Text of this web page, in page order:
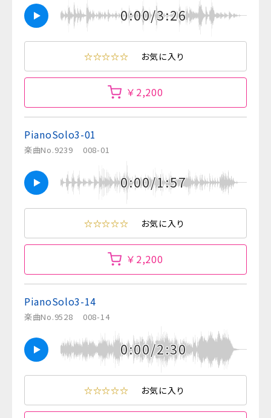
0:00/3:26
☆☆☆☆☆ お気に入り
￥2,200
PianoSolo3-01
楽曲No.9239 008-01
0:00/1:57
☆☆☆☆☆ お気に入り
￥2,200
PianoSolo3-14
楽曲No.9528 008-14
0:00/2:30
☆☆☆☆☆ お気に入り